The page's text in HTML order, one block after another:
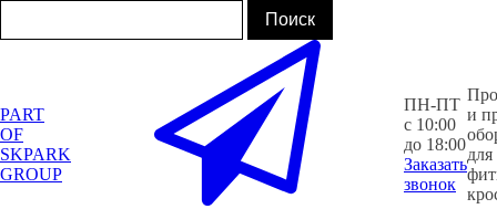
PART
OF
SKPARK
GROUP
ПН-ПТ
с 10:00
до 18:00
Заказать
звонок
и
для